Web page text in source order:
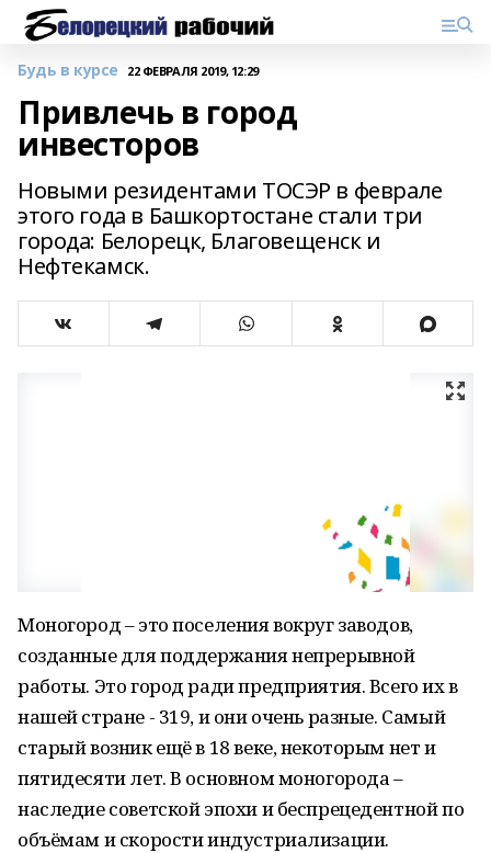
Будь в курсе 22 ФЕВРАЛЯ 2019, 12:29
Привлечь в город
инвесторов
Новыми резидентами ТОСЭР в феврале
этого года в Башкортостане стали три
города: Белорецк, Благовещенск и
Нефтекамск.
Моногород – это поселения вокруг заводов,
созданные для поддержания непрерывной
работы. Это город ради предприятия. Всего их в
нашей стране - 319, и они очень разные. Самый
старый возник ещё в 18 веке, некоторым нет и
пятидесяти лет. В основном моногорода –
наследие советской эпохи и беспрецедентной по
объёмам и скорости индустриализации.